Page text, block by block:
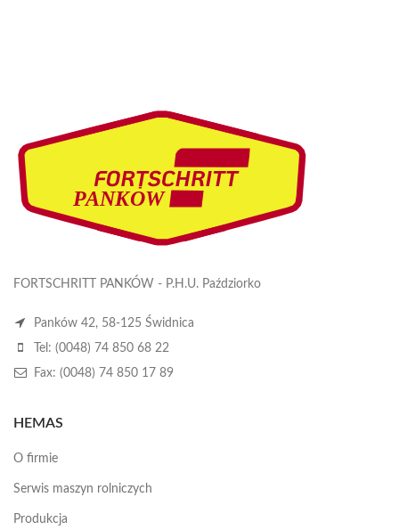
FORTSCHRITT PANKÓW - P.H.U. Paździorko
Panków 42, 58-125 Świdnica
Tel: (0048) 74 850 68 22
Fax: (0048) 74 850 17 89
HEMAS
O firmie
Serwis maszyn rolniczych
Produkcja